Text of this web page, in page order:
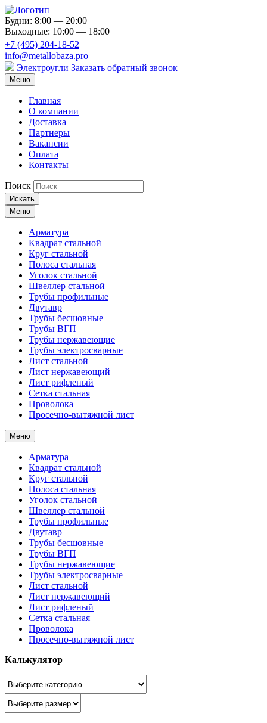
Будни: 8:00 — 20:00
Выходные: 10:00 — 18:00
+7 (495) 204-18-52
info@metallobaza.pro
Электроугли Заказать обратный звонок
Меню
Главная
О компании
Доставка
Партнеры
Вакансии
Оплата
Контакты
Поиск
Искать
Меню
Арматура
Квадрат стальной
Круг стальной
Полоса стальная
Уголок стальной
Швеллер стальной
Трубы профильные
Двутавр
Трубы бесшовные
Трубы ВГП
Трубы нержавеющие
Трубы электросварные
Лист стальной
Лист нержавеющий
Лист рифленый
Сетка стальная
Проволока
Просечно-вытяжной лист
Меню
Арматура
Квадрат стальной
Круг стальной
Полоса стальная
Уголок стальной
Швеллер стальной
Трубы профильные
Двутавр
Трубы бесшовные
Трубы ВГП
Трубы нержавеющие
Трубы электросварные
Лист стальной
Лист нержавеющий
Лист рифленый
Сетка стальная
Проволока
Просечно-вытяжной лист
Калькулятор